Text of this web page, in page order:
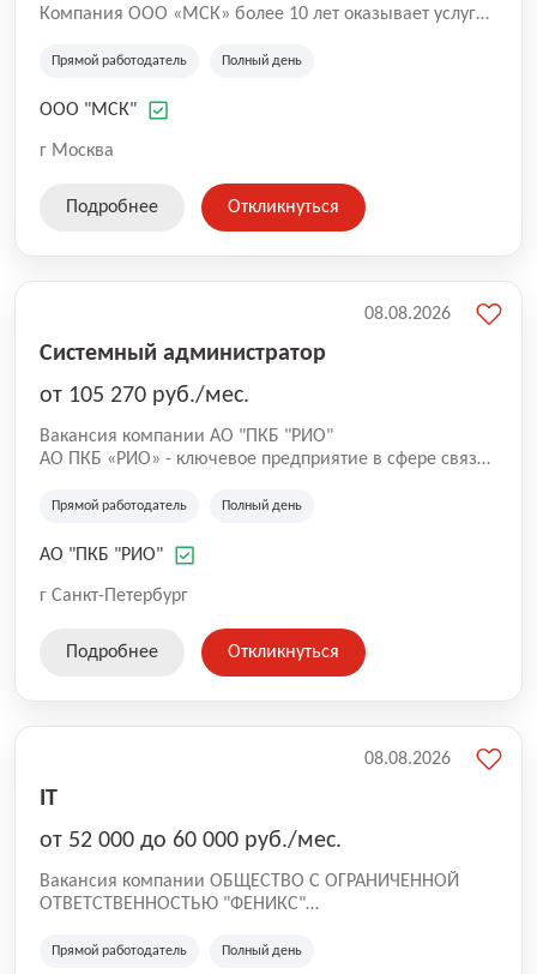
Компания ООО «МСК» более 10 лет оказывает услуги
вывозу любых типов отходов: - ТКО (твердые
мусор от слома и разборки зданий; - КГМ
ПЭТ, ПВХ, металлолом и др.); - порубочные остатки; -
Москве и Московской области и наш автопарк
включает более 100 единиц специализированной
Прямой работодатель Полный день
ООО "МСК"
г Москва
Подробнее Откликнуться
Системный администратор
от 105 270 руб./мес.
Вакансия компании АО "ПКБ "РИО"
АО ПКБ «РИО» - ключевое предприятие в сфере связи.
комплексы связи для надводных кораблей. Сейчас в
администратор, готовый работать на объектах
Прямой работодатель Полный день
АО "ПКБ "РИО"
г Санкт-Петербург
08.08.2026
Подробнее Откликнуться
IT
от 52 000 до 60 000 руб./мес.
Вакансия компании ОБЩЕСТВО С ОГРАНИЧЕННОЙ
ОТВЕТСТВЕННОСТЬЮ "ФЕНИКС"
Направление компании: проектирование и
Прямой работодатель Полный день
08.08.2026